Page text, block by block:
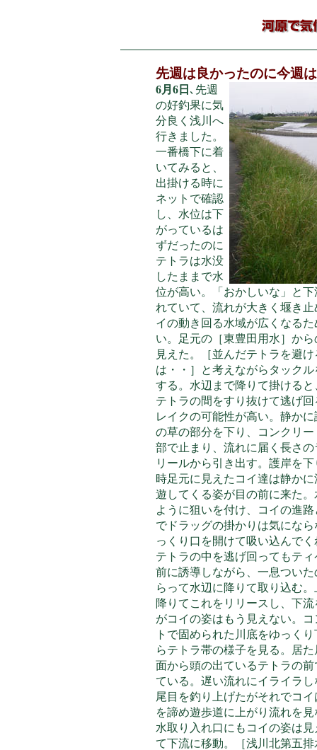
先週は良かったのに今週
6月6日 ､先週
の好釣果に気
分良く浅川へ
行きました。
一番橋下に着
いてみると、
出掛ける時に
ネットで確認
し、 水位は下
がっているは
ずだったのに
テトラは水没
したままで水
位が高い。「おかしいな」と
れていて、流れが大きく堰き
イの動き回る水域が広くなる
い。足元の［東豊田用水］か
見えた。
［並んだテトラを避
は・・］と考えながらタック
する。水辺まで降りて掛けると
テトラの間をすり抜けて逃げ
レイクの可能性が高い。静か
の草の部分を下り、コンクリー
部で止まり、流れに届く長さの
リールから引き出す。護岸を
時足元に見えたコイ達は静か
遊してくる姿が目の前に来た。
ように狙いを付け、コイの進
でドラッグの掛かりは気にな
っくり口を開けて吸い込んで
テトラの中を逃げ回ってもテ
前に誘導しながら、一息ついた
らって水辺に降りて取り込む
降りてこれをリリースし、下
がコイの姿はもう見えない。
トで固められた川底をゆっく
らテトラ帯の様子を見る。居
面から頭の出ているテトラの前
ている。遅い流れにイライラし
尾目を釣り上げたがそれでコ
を諦め遊歩道に上がり流れを
水取り入れ口にもコイの姿は
て下流に移動。［浅川北第五